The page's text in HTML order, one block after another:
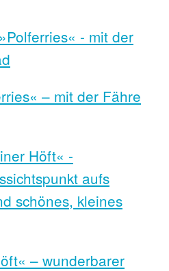
– mit der Fähre
– wunderbarer